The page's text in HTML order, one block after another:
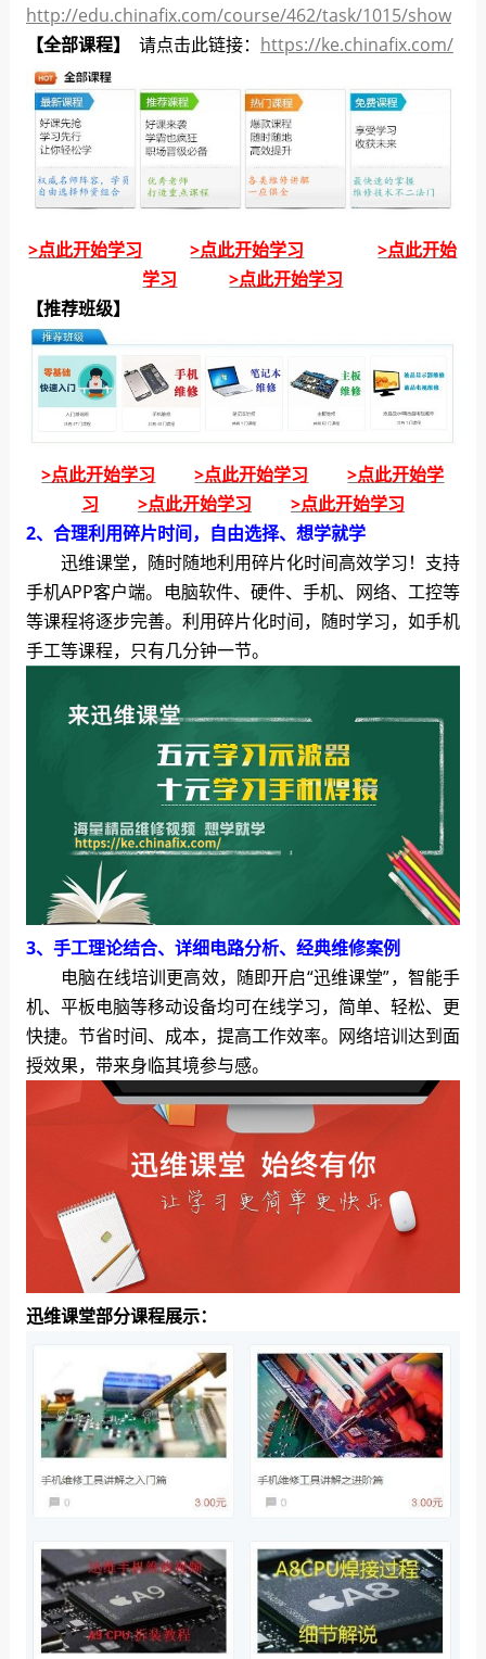
http://edu.chinafix.com/course/462/task/1015/show
【全部课程】 请点击此链接： https://ke.chinafix.com/
>点此开始学习 >点此开始学习
>点此开始
学习
>点此开始学习
【推荐班级】
>点此开始学习 >点此开始学习
>点此开始学
习
>点此开始学习
>点此开始学习
2、合理利用碎片时间，自由选择、想学就学
迅维课堂，随时随地利用碎片化时间高效学习！支持
手机APP客户端。电脑软件、硬件、手机、网络、工控等
等课程将逐步完善。利用碎片化时间，随时学习，如手机
手工等课程，只有几分钟一节。
3、手工理论结合、详细电路分析、经典维修案例
电脑在线培训更高效，随即开启“迅维课堂”，智能手
机、平板电脑等移动设备均可在线学习，简单、轻松、更
快捷。节省时间、成本，提高工作效率。网络培训达到面
授效果，带来身临其境参与感。
迅维课堂部分课程展示：